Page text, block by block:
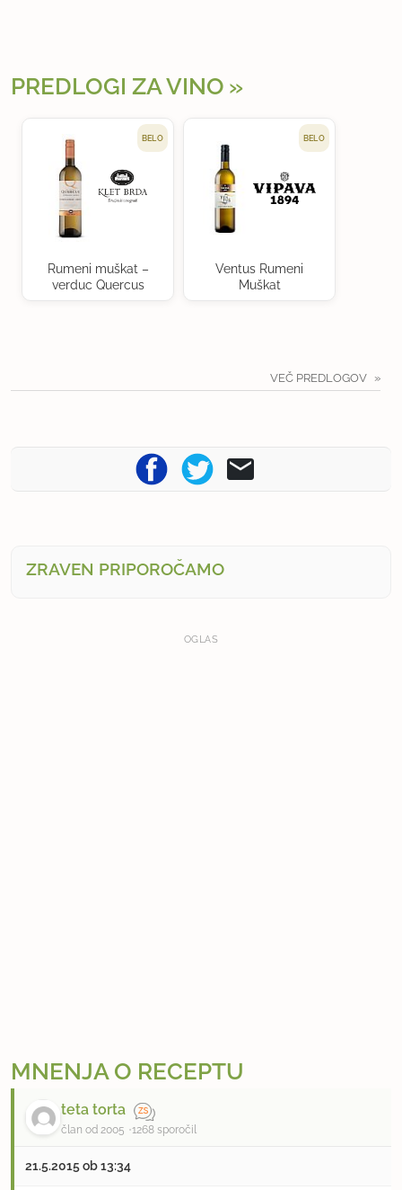
PREDLOGI ZA VINO
BELO
Rumeni muškat –
verduc Quercus
BELO
Ventus Rumeni
Muškat
VEČ PREDLOGOV
ZRAVEN PRIPOROČAMO
OGLAS
MNENJA O RECEPTU
teta torta
član od 2005 1268 sporočil
21.5.2015 ob 13:34